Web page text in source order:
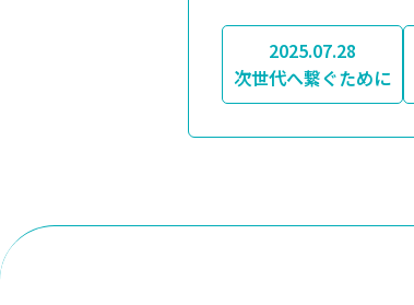
2025.07.28
次世代へ繋ぐために